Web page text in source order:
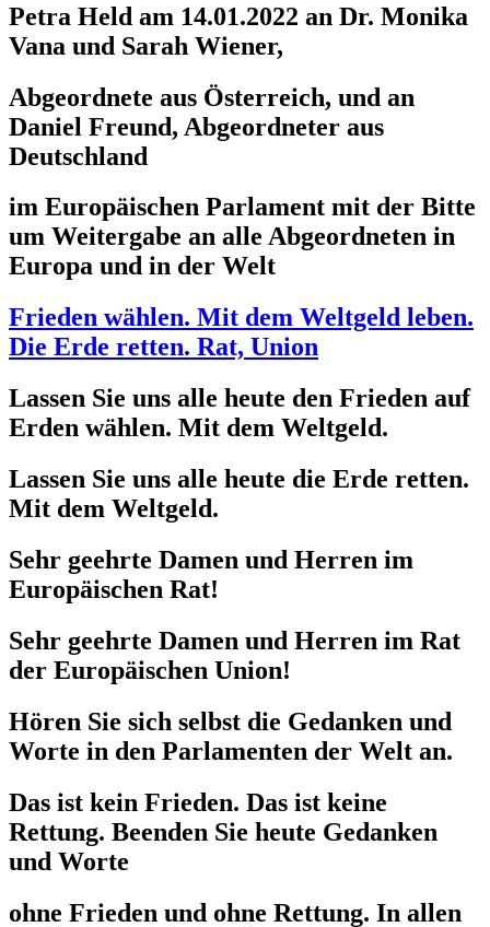
Petra Held am 14.01.2022 an Dr. Monika
Vana und Sarah Wiener,
Abgeordnete aus Österreich, und an
Daniel Freund, Abgeordneter aus
Deutschland
im Europäischen Parlament mit der Bitte
um Weitergabe an alle Abgeordneten in
Europa und in der Welt
Frieden wählen. Mit dem Weltgeld leben.
Die Erde retten. Rat, Union
Lassen Sie uns alle heute den Frieden auf
Erden wählen. Mit dem Weltgeld.
Lassen Sie uns alle heute die Erde retten.
Mit dem Weltgeld.
Sehr geehrte Damen und Herren im
Europäischen Rat!
Sehr geehrte Damen und Herren im Rat
der Europäischen Union!
Hören Sie sich selbst die Gedanken und
Worte in den Parlamenten der Welt an.
Das ist kein Frieden. Das ist keine
Rettung. Beenden Sie heute Gedanken
und Worte
ohne Frieden und ohne Rettung. In allen